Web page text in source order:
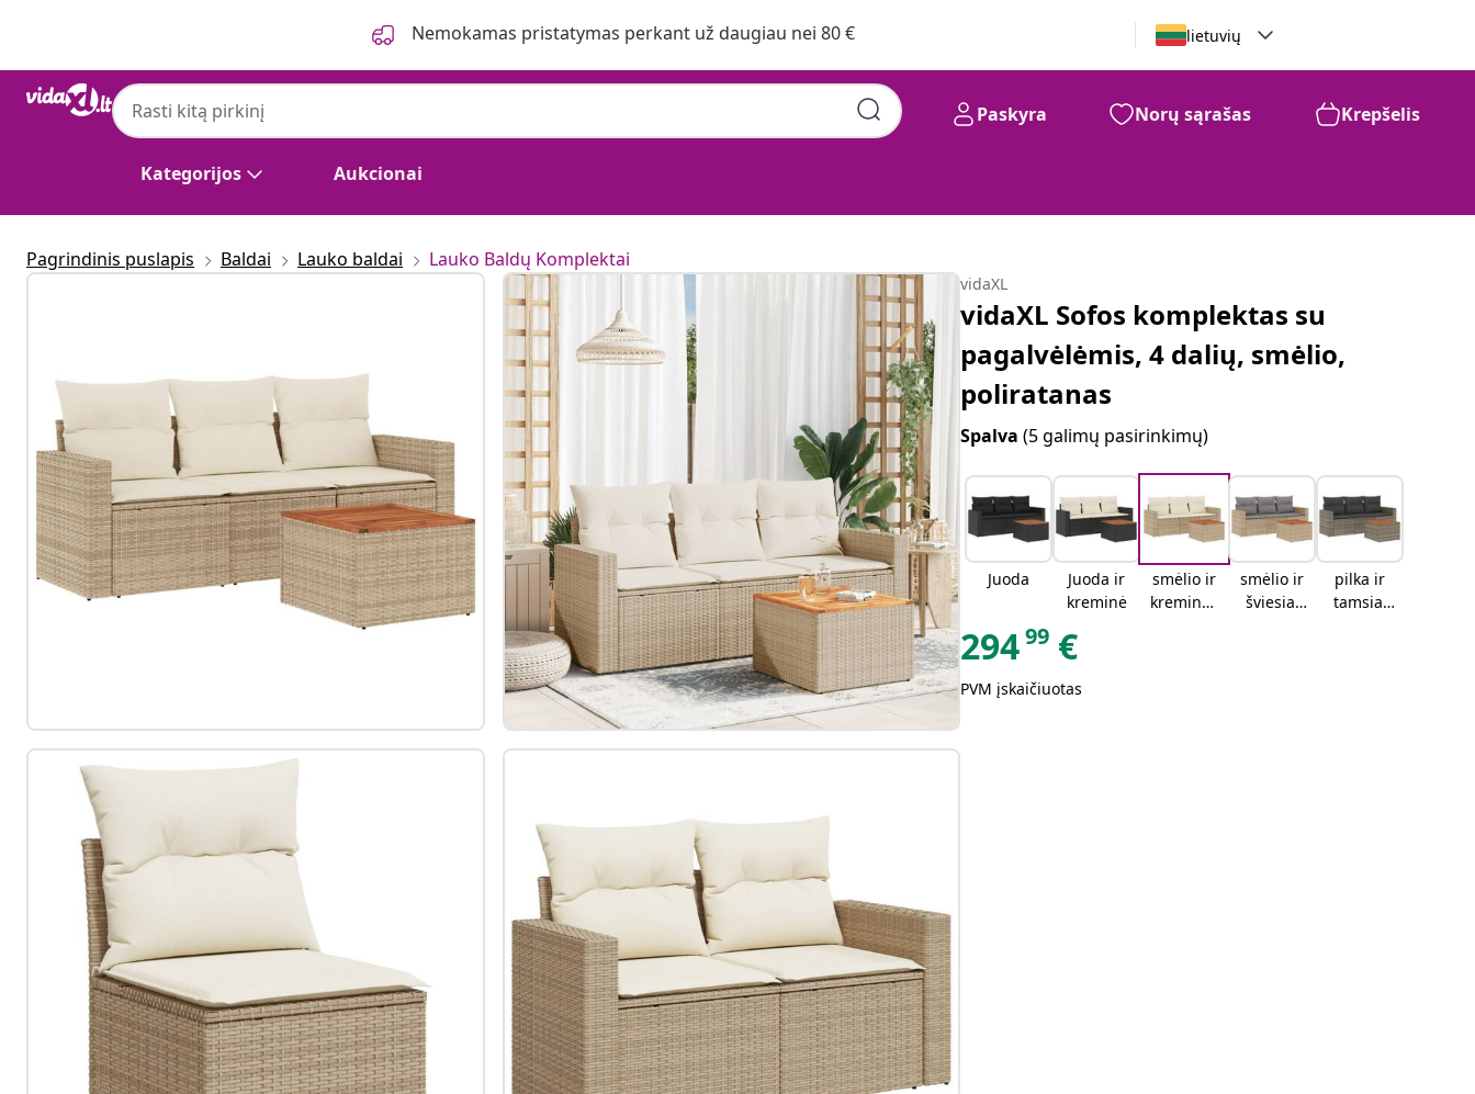
Nemokamas pristatymas perkant už daugiau nei 80 € lietuvių
Kategorijos Aukcionai
Paskyra Norų sąrašas Krepšelis
Pagrindinis puslapis Baldai Lauko baldai Lauko Baldų Komplektai
vidaXL
vidaXL Sofos komplektas su
pagalvėlėmis, 4 dalių, smėlio,
poliratanas
Spalva(5 galimų pasirinkimų)
Juoda
Juoda ir
kreminė
smėlio ir
kreminės
smėlio ir
šviesiai
pilka ir
tamsiai
29499 €
PVM įskaičiuotas